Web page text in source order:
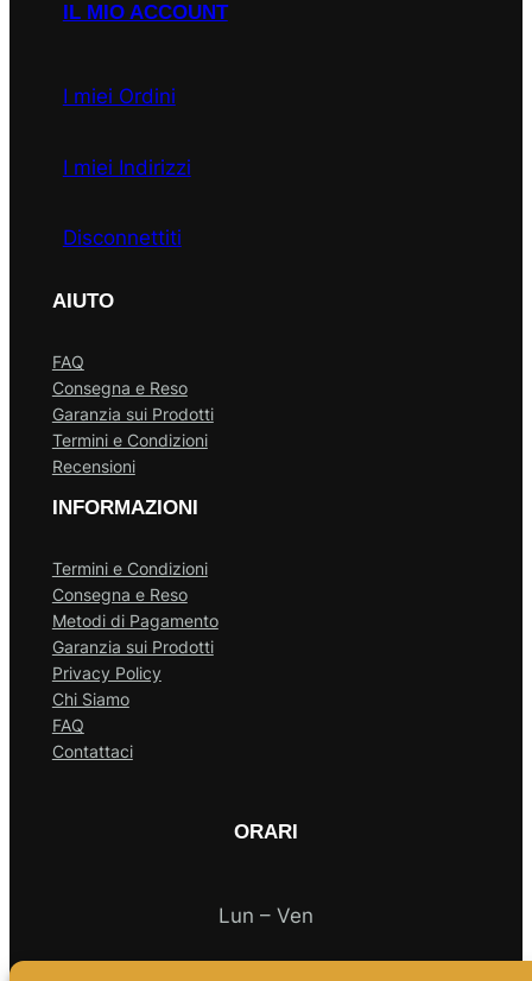
IL MIO ACCOUNT
I miei Ordini
I miei Indirizzi
Disconnettiti
AIUTO
FAQ
Consegna e Reso
Garanzia sui Prodotti
Termini e Condizioni
Recensioni
INFORMAZIONI
Termini e Condizioni
Consegna e Reso
Metodi di Pagamento
Garanzia sui Prodotti
Privacy Policy
Chi Siamo
FAQ
Contattaci
ORARI
Lun – Ven